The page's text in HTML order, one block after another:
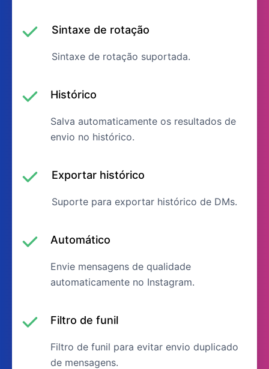
Sintaxe de rotação
Sintaxe de rotação suportada.
Histórico
Salva automaticamente os resultados de
envio no histórico.
Exportar histórico
Suporte para exportar histórico de DMs.
Automático
Envie mensagens de qualidade
automaticamente no Instagram.
Filtro de funil
Filtro de funil para evitar envio duplicado
de mensagens.